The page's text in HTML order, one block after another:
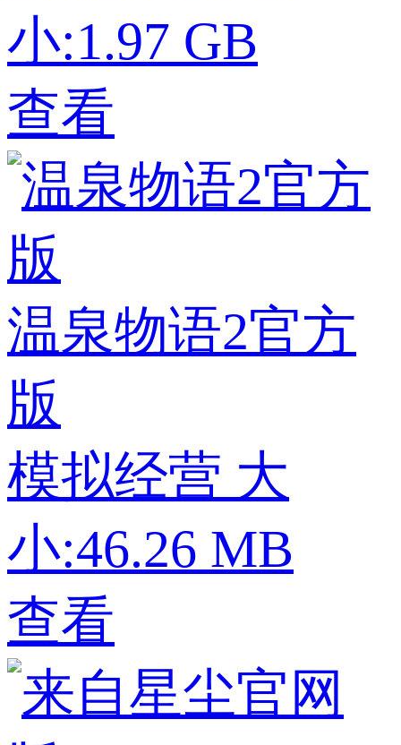
小:1.97 GB
查看
温泉物语2官方
版
模拟经营 大
小:46.26 MB
查看